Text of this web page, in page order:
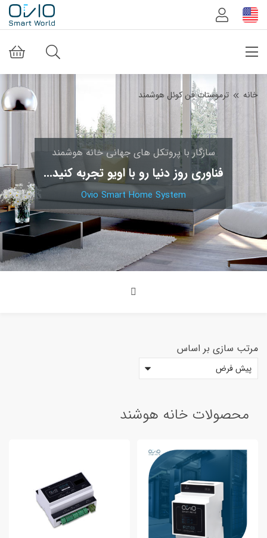
خانه ترموستات فن کوئل هوشمند
فناوری روز دنیا رو با اویو تجربه کنید...
Ovio Smart Home System
سازگار با پروتکل های جهانی خانه هوشمند
مرتب سازی بر اساس
محصولات خانه هوشند
<span>دسته بندی محصولات<span>
دستگاه آزمایشگاه
سنسور و ابزار اندازه گیری
کلید و پریز هوشمند
محصولات صنعتی